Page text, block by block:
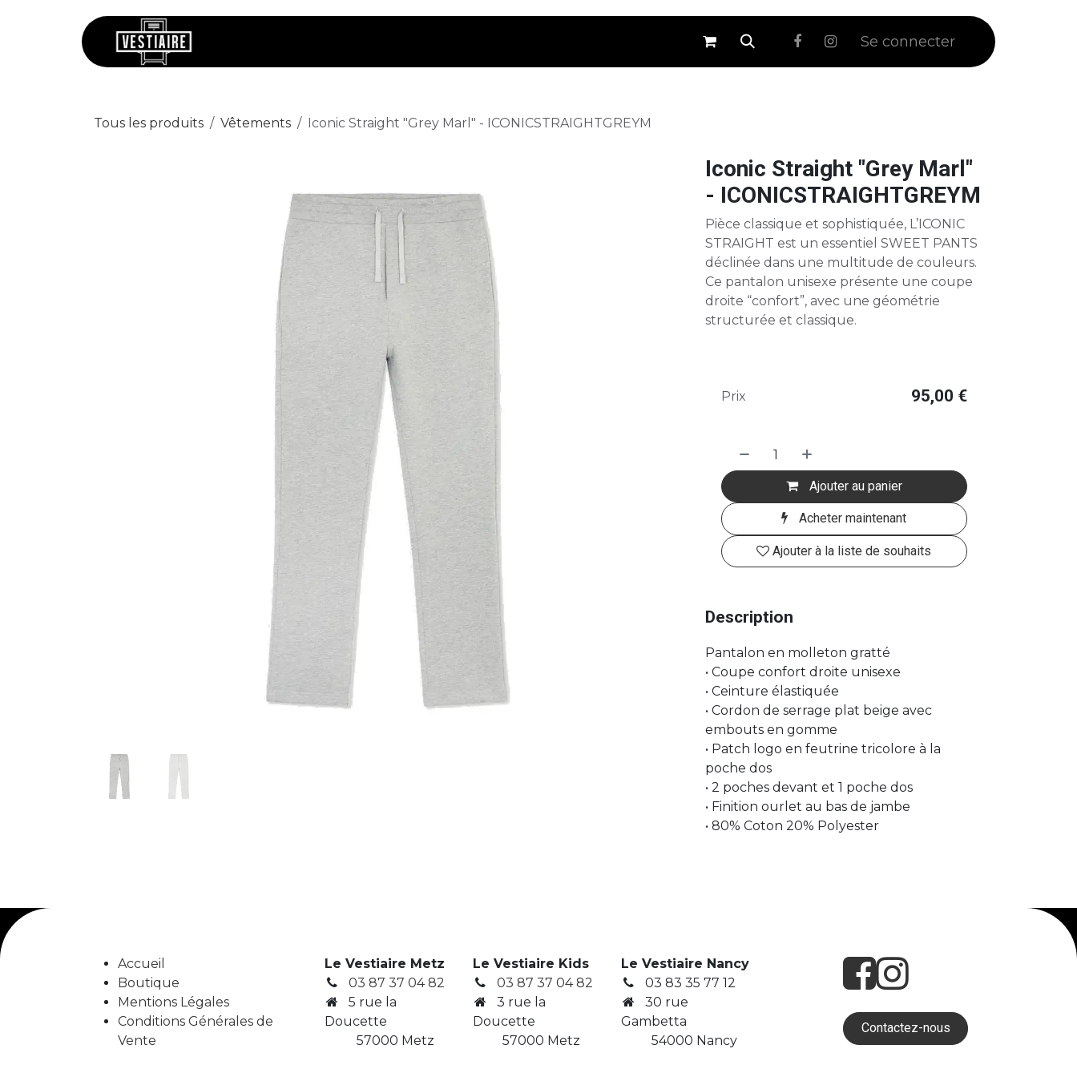
⚪ Soldes Se connecter
Tous les produits Vêtements Iconic Straight "Grey Marl" - ICONICSTRAIGHTGREYM
Iconic Straight "Grey Marl"
- ICONICSTRAIGHTGREYM
Pièce classique et sophistiquée, L’ICONIC
STRAIGHT est un essentiel SWEET PANTS
déclinée dans une multitude de couleurs.
Ce pantalon unisexe présente une coupe
droite “confort”, avec une géométrie
structurée et classique.
Ajouter au panier
Acheter maintenant
Ajouter à la liste de souhaits
Prix 95,00 €
Description
Pantalon en molleton gratté
• Coupe confort droite unisexe
• Ceinture élastiquée
• Cordon de serrage plat beige avec
embouts en gomme
• Patch logo en feutrine tricolore à la
poche dos
• 2 poches devant et 1 poche dos
• Finition ourlet au bas de jambe
• 80% Coton 20% Polyester
Accueil
Boutique
Mentions Légales
Conditions Générales de
Vente
Le Vestiaire Metz
03 87 37 04 82
5 rue la
Doucette
57000 Metz
Le Vestiaire Kids
03 87 37 04 82
3 rue la
Doucette
​ 57000 Metz
Le Vestiaire Nancy
03 83 35 77 12
30 rue
Gambetta
​ 54000 Nancy
Contactez-nous